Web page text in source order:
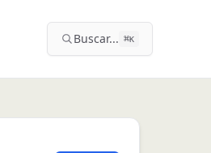
Buscar... ⌘K